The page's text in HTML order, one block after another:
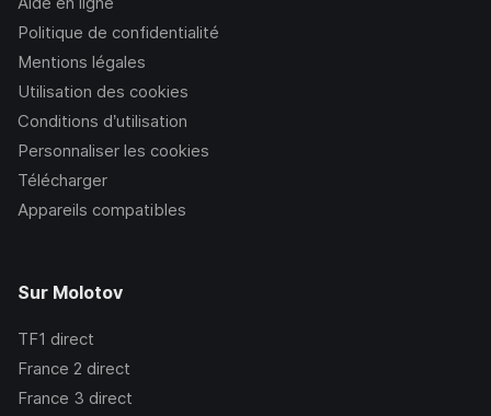
Politique de confidentialité
Mentions légales
Utilisation des cookies
Conditions d’utilisation
Personnaliser les cookies
Télécharger
Appareils compatibles
Sur Molotov
TF1 direct
France 2 direct
France 3 direct